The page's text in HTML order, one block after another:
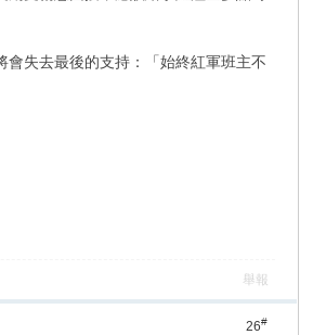
失去最後的支持：「始終紅軍班主不
舉報
26#